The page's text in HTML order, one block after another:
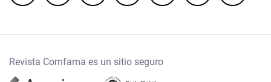
Revista Comfama es un sitio seguro